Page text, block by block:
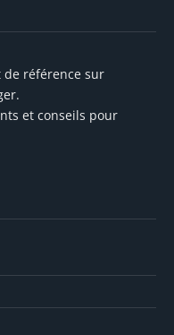
de référence sur
et conseils pour